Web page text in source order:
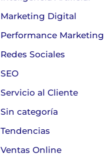
Marketing Digital
Performance Marketing
Redes Sociales
SEO
Servicio al Cliente
Sin categoría
Tendencias
Ventas Online